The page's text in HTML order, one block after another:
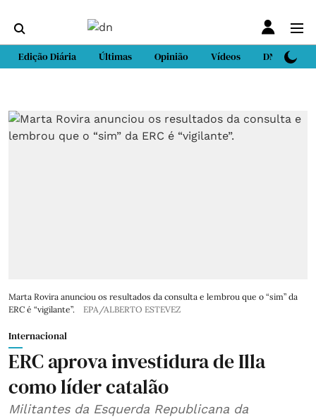
Edição Diária Últimas Opinião Vídeos DN Sport
Marta Rovira anunciou os resultados da consulta e lembrou que o “sim” da
ERC é “vigilante”.
EPA/ALBERTO ESTEVEZ
Internacional
ERC aprova investidura de Illa
como líder catalão
Militantes da Esquerda Republicana da